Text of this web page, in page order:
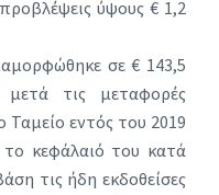
ύψους € 1,2
σε € 143,5
τις μεταφορές
Ταμείο εντός του 2019
κεφάλαιό του κατά
τις ήδη εκδοθείσες